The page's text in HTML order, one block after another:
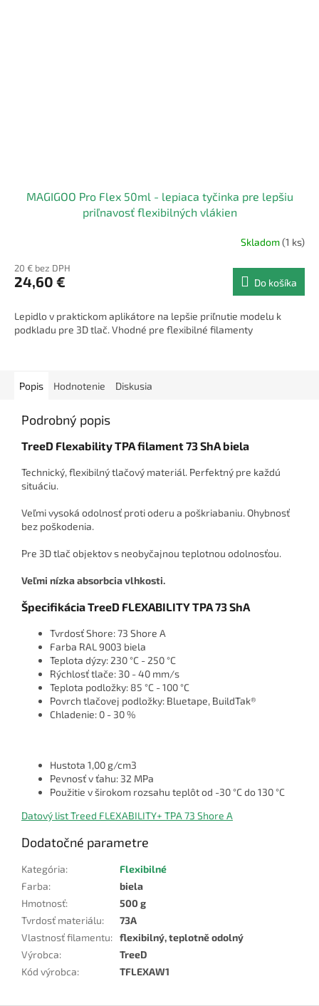
MAGIGOO Pro Flex 50ml - lepiaca tyčinka pre lepšiu
priľnavosť flexibilných vlákien
Skladom(1 ks)
20 € bez DPH
24,60 € Do košíka
Lepidlo v praktickom aplikátore na lepšie priľnutie modelu k
podkladu pre 3D tlač. Vhodné pre flexibilné filamenty
Popis Hodnotenie Diskusia
Podrobný popis
TreeD Flexability TPA filament 73 ShA biela
Technický, flexibilný tlačový materiál. Perfektný pre každú
situáciu.
Veľmi vysoká odolnosť proti oderu a poškriabaniu. Ohybnosť
bez poškodenia.
Pre 3D tlač objektov s neobyčajnou teplotnou odolnosťou.
Veľmi nízka absorbcia vlhkosti.
Špecifikácia TreeD FLEXABILITY TPA 73 ShA
Tvrdosť Shore: 73 Shore A
Farba RAL 9003 biela
Teplota dýzy: 230 °C - 250 °C
Rýchlosť tlače: 30 - 40 mm/s
Teplota podložky: 85 °C - 100 °C
Povrch tlačovej podložky: Bluetape, BuildTak®
Chladenie: 0 - 30 %
Hustota 1,00 g/cm3
Pevnosť v ťahu: 32 MPa
Použitie v širokom rozsahu teplôt od -30 °C do 130 °C
Datový list Treed FLEXABILITY+ TPA 73 Shore A
Dodatočné parametre
Kategória:
Flexibilné
Farba:
biela
Hmotnosť:
500 g
Tvrdosť materiálu:
73A
Vlastnosť filamentu: flexibilný, teplotně odolný
Výrobca:
TreeD
Kód výrobca: TFLEXAW1